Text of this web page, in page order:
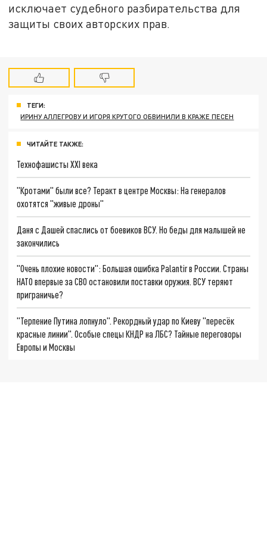
исключает судебного разбирательства для
защиты своих авторских прав.
ТЕГИ:
ИРИНУ АЛЛЕГРОВУ И ИГОРЯ КРУТОГО ОБВИНИЛИ В КРАЖЕ ПЕСЕН
ЧИТАЙТЕ ТАКЖЕ:
Технофашисты XXI века
"Кротами" были все? Теракт в центре Москвы: На генералов
охотятся "живые дроны"
Даня с Дашей спаслись от боевиков ВСУ. Но беды для малышей не
закончились
"Очень плохие новости": Большая ошибка Palantir в России. Страны
НАТО впервые за СВО остановили поставки оружия. ВСУ теряют
приграничье?
"Терпение Путина лопнуло". Рекордный удар по Киеву "пересёк
красные линии". Особые спецы КНДР на ЛБС? Тайные переговоры
Европы и Москвы